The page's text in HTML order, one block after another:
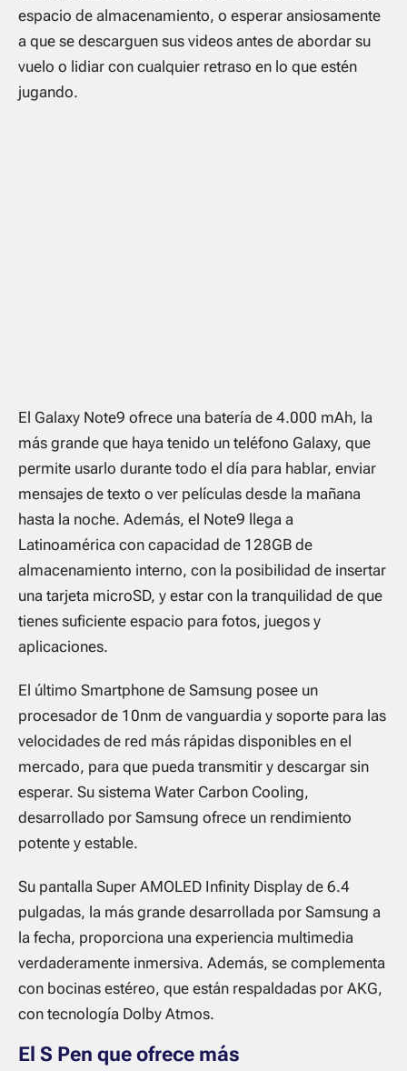
espacio de almacenamiento, o esperar ansiosamente
a que se descarguen sus videos antes de abordar su
vuelo o lidiar con cualquier retraso en lo que estén
jugando.
El Galaxy Note9 ofrece una batería de 4.000 mAh, la
más grande que haya tenido un teléfono Galaxy, que
permite usarlo durante todo el día para hablar, enviar
mensajes de texto o ver películas desde la mañana
hasta la noche. Además, el Note9 llega a
Latinoamérica con capacidad de 128GB de
almacenamiento interno, con la posibilidad de insertar
una tarjeta microSD, y estar con la tranquilidad de que
tienes suficiente espacio para fotos, juegos y
aplicaciones.
El último Smartphone de Samsung posee un
procesador de 10nm de vanguardia y soporte para las
velocidades de red más rápidas disponibles en el
mercado, para que pueda transmitir y descargar sin
esperar. Su sistema Water Carbon Cooling,
desarrollado por Samsung ofrece un rendimiento
potente y estable.
Su pantalla Super AMOLED Infinity Display de 6.4
pulgadas, la más grande desarrollada por Samsung a
la fecha, proporciona una experiencia multimedia
verdaderamente inmersiva. Además, se complementa
con bocinas estéreo, que están respaldadas por AKG,
con tecnología Dolby Atmos.
El S Pen que ofrece más